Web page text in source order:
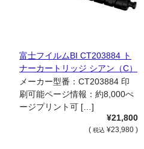
富士フイルムBI CT203884 ト
ナーカートリッジ シアン（C）
国内純正品
メーカー型番：CT203884 印
刷可能ページ情報：約8,000ぺ
ージプリント可 […]
¥21,800
( 税込 ¥23,980 )